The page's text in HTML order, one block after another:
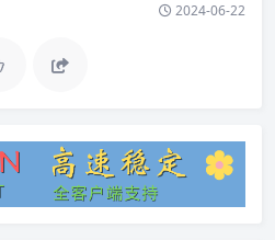
2024-06-22